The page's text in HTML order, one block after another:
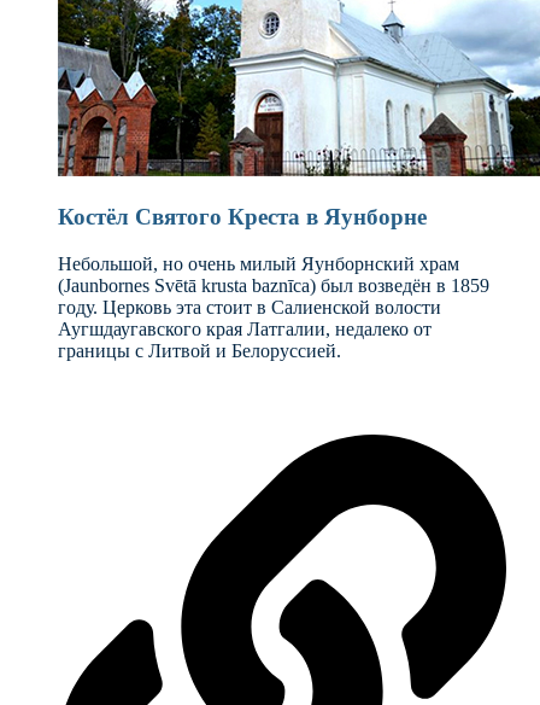
Костёл Святого Крeста в Яунборне
Небольшой, но очень милый Яунборнский храм
(Jaunbornes Svētā krusta baznīca) был возведён в 1859
году. Церковь эта стоит в Салиенской волости
Аугшдаугавского края Латгалии, недалеко от
границы с Литвой и Белоруссией.